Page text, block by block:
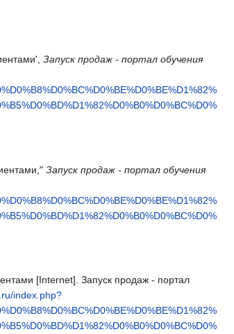
Запуск продаж - портал обучения
Запуск продаж - портал обучения
[Internet]. Запуск продаж - портал
index.php?